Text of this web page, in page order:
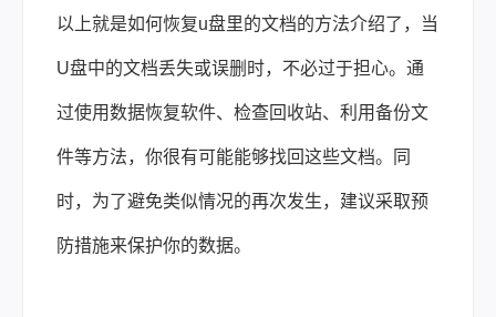
以上就是如何恢复u盘里的文档的方法介绍了，当
U盘中的文档丢失或误删时，不必过于担心。通
过使用数据恢复软件、检查回收站、利用备份文
件等方法，你很有可能能够找回这些文档。同
时，为了避免类似情况的再次发生，建议采取预
防措施来保护你的数据。